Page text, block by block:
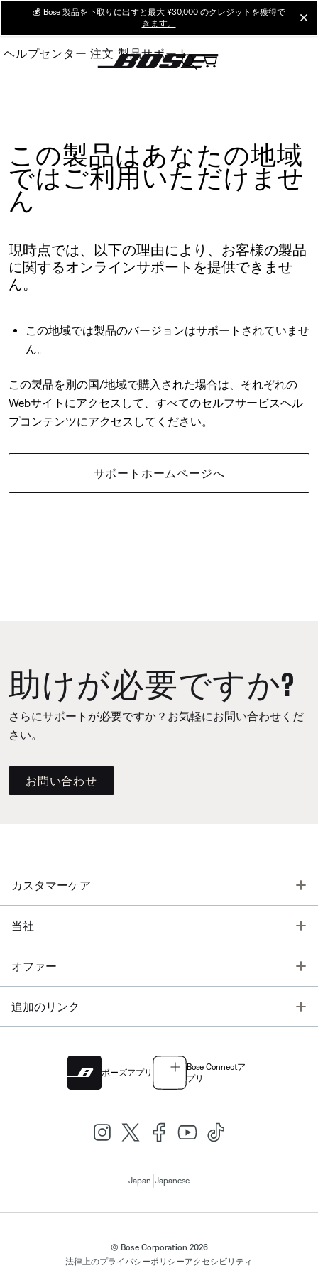
Main
💰 Bose 製品を下取りに出すと最大 ¥30,000 のクレジットを獲得で
きます。
ヘルプセンター 注文 製品サポート
この製品はあなたの地域
ではご利用いただけませ
ん
現時点では、以下の理由により、お客様の製品
に関するオンラインサポートを提供できませ
ん。
この地域では製品のバージョンはサポートされていませ
ん。
この製品を別の国/地域で購入された場合は、それぞれの
Webサイトにアクセスして、すべてのセルフサービスヘル
プコンテンツにアクセスしてください。
サポートホームページへ
助けが必要ですか?
さらにサポートが必要ですか？お気軽にお問い合わせくだ
さい。
お問い合わせ
カスタマーケア
当社
オファー
追加のリンク
ボーズアプリ
Bose Connectア
プリ
Japan Japanese
© Bose Corporation 2026
法律上のプライバシーポリシーアクセシビリティ